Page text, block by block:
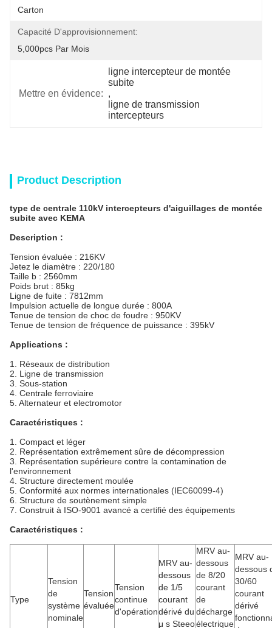
Carton
Capacité D'approvisionnement:
5,000pcs Par Mois
Mettre en évidence:
ligne intercepteur de montée
subite
,
ligne de transmission
intercepteurs
Product Description
type de centrale 110kV intercepteurs d'aiguillages de montée
subite avec KEMA
Description :
Tension évaluée : 216KV
Jetez le diamètre : 220/180
Taille b : 2560mm
Poids brut : 85kg
Ligne de fuite : 7812mm
Impulsion actuelle de longue durée : 800A
Tenue de tension de choc de foudre : 950KV
Tenue de tension de fréquence de puissance : 395kV
Applications :
1. Réseaux de distribution
2. Ligne de transmission
3. Sous-station
4. Centrale ferroviaire
5. Alternateur et electromotor
Caractéristiques :
1. Compact et léger
2. Représentation extrêmement sûre de décompression
3. Représentation supérieure contre la contamination de
l'environnement
4. Structure directement moulée
5. Conformité aux normes internationales (IEC60099-4)
6. Structure de soutènement simple
7. Construit à ISO-9001 avancé a certifié des équipements
Caractéristiques :
Type
Tension
de
système
nominale
Tension
évaluée
Tension
continue
d'opération
MRV au-
dessous
de 1/5
courant
dérivé du
μ s Steeo
MRV au-
dessous
de 8/20
courant
de
décharge
électrique
MRV au-
dessous
30/60
courant
dérivé